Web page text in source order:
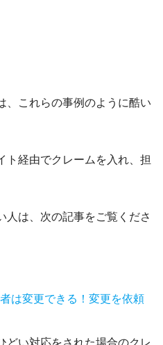
、これらの事例のように酷い
ト経由でクレームを入れ、担
人は、次の記事をご覧くださ
は変更できる！変更を依頼